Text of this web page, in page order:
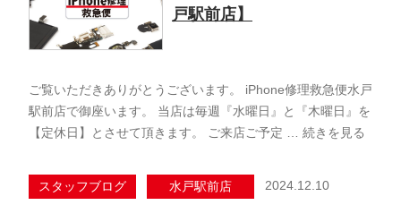
戸駅前店】
ご覧いただきありがとうございます。 iPhone修理救急便水戸
駅前店で御座います。 当店は毎週『水曜日』と『木曜日』を
【定休日】とさせて頂きます。 ご来店ご予定 … 続きを見る
スタッフブログ 水戸駅前店 2024.12.10